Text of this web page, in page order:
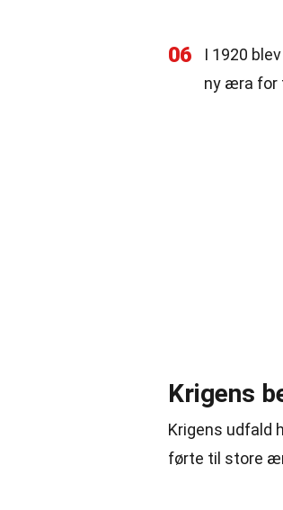
06
I 1920
ny æra for
Krigens
Krigens udfald
førte til store